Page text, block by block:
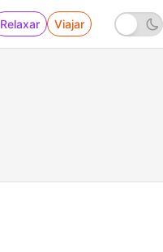
Relaxar Viajar